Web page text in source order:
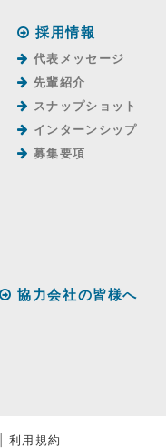
採用情報
代表メッセージ
先輩紹介
スナップショット
インターンシップ
募集要項
協力会社の皆様へ
|利用規約